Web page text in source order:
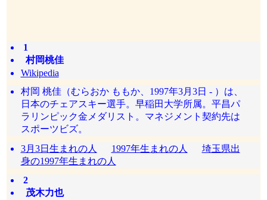
1
村岡桃佳
Wikipedia
村岡 桃佳（むらおか ももか、1997年3月3日 - ）は、
日本のチェアスキー選手。早稲田大学所属。平昌パ
ラリンピック金メダリスト。マネジメント契約先は
スポーツビズ。
3月3日生まれの人
1997年生まれの人
埼玉県出
身の1997年生まれの人
2
茂木力也